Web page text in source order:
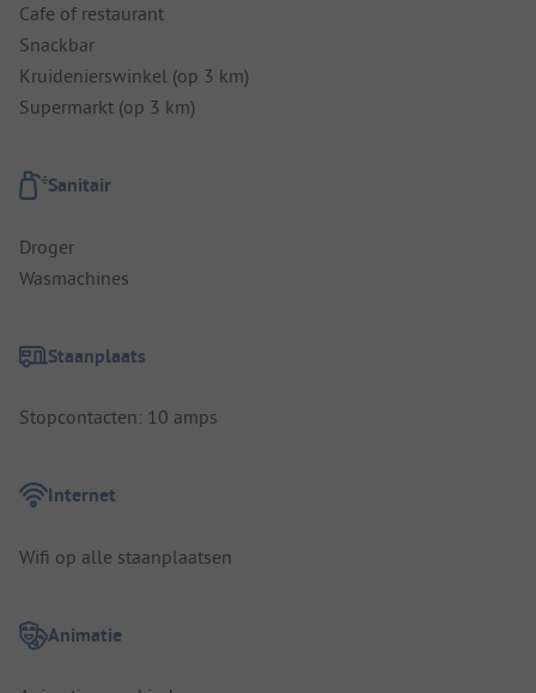
Cafe of restaurant
Snackbar
Kruidenierswinkel (op 3 km)
Supermarkt (op 3 km)
Sanitair
Droger
Wasmachines
Staanplaats
Stopcontacten: 10 amps
Internet
Wifi op alle staanplaatsen
Animatie